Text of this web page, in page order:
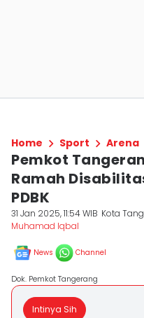
Home Sport Arena
Pemkot
Ramah
PDBK
31 Jan 2025, 11:54 WIB Kota
Muhamad Iqbal
News Channel
Dok. Pemkot Tangerang
Intinya Sih